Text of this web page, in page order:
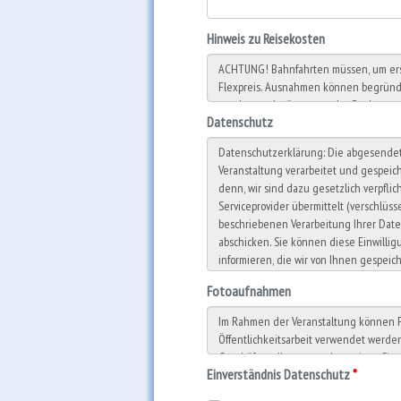
Hinweis zu Reisekosten
Datenschutz
Fotoaufnahmen
Einverständnis Datenschutz